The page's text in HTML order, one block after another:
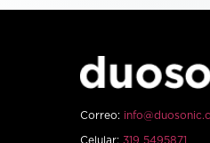
Correo:
Celular: 319 5495871